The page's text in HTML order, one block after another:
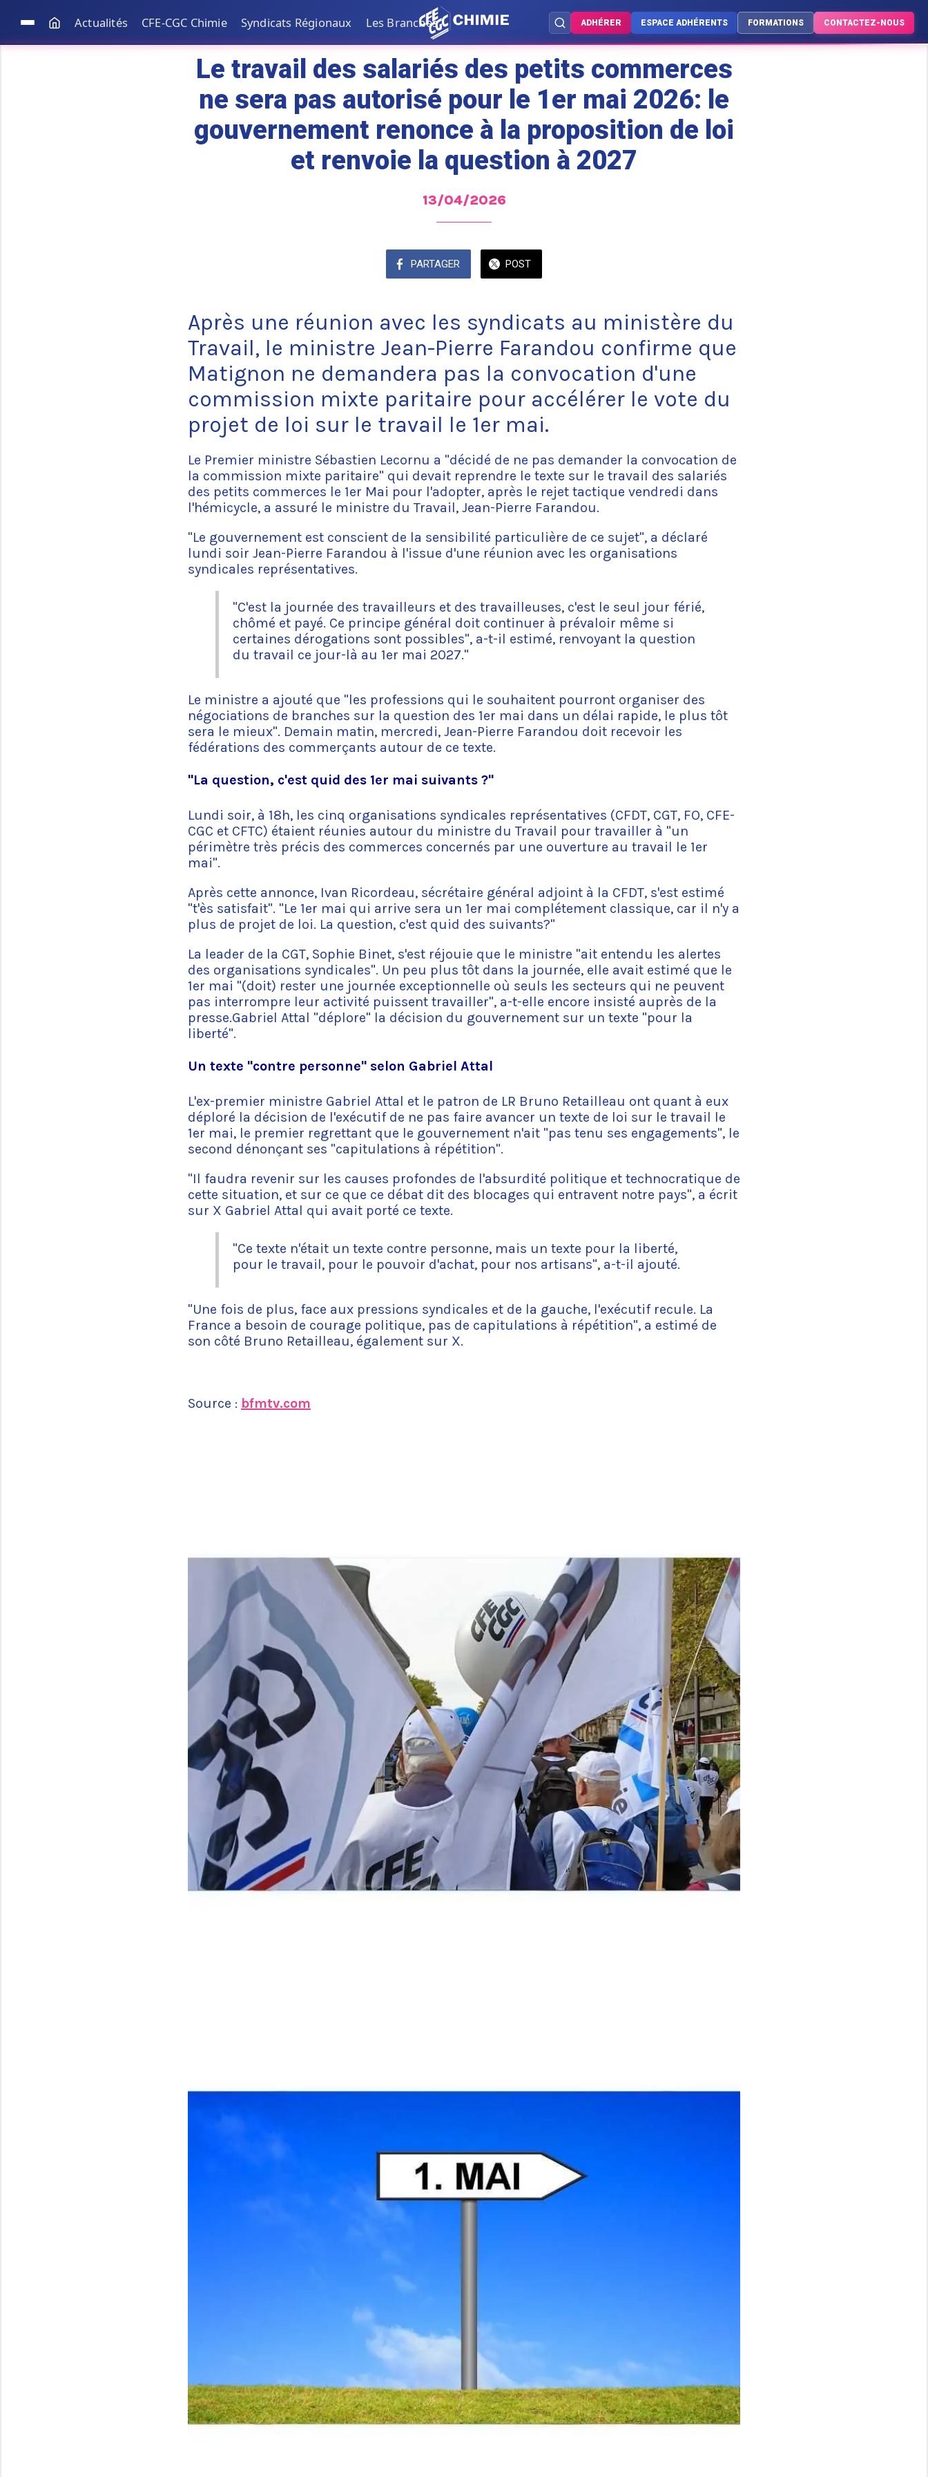
Actualités CFE-CGC Chimie Syndicats Régionaux Les Branches ADHÉRER ESPACE ADHÉRENTS FORMATIONS CONTACTEZ-NOUS
Le travail des salariés des petits commerces
ne sera pas autorisé pour le 1er mai 2026: le
gouvernement renonce à la proposition de loi
et renvoie la question à 2027
13/04/2026
PARTAGER POST
Après une réunion avec les syndicats au ministère du
Travail, le ministre Jean-Pierre Farandou confirme que
Matignon ne demandera pas la convocation d'une
commission mixte paritaire pour accélérer le vote du
projet de loi sur le travail le 1er mai.
Le Premier ministre Sébastien Lecornu a "décidé de ne pas demander la convocation de
la commission mixte paritaire" qui devait reprendre le texte sur le travail des salariés
des petits commerces le 1er Mai pour l'adopter, après le rejet tactique vendredi dans
l'hémicycle, a assuré le ministre du Travail, Jean-Pierre Farandou.
"Le gouvernement est conscient de la sensibilité particulière de ce sujet", a déclaré
lundi soir Jean-Pierre Farandou à l'issue d'une réunion avec les organisations
syndicales représentatives.
"C'est la journée des travailleurs et des travailleuses, c'est le seul jour férié,
chômé et payé. Ce principe général doit continuer à prévaloir même si
certaines dérogations sont possibles", a-t-il estimé, renvoyant la question
du travail ce jour-là au 1er mai 2027."
Le ministre a ajouté que "les professions qui le souhaitent pourront organiser des
négociations de branches sur la question des 1er mai dans un délai rapide, le plus tôt
sera le mieux". Demain matin, mercredi, Jean-Pierre Farandou doit recevoir les
fédérations des commerçants autour de ce texte.
"La question, c'est quid des 1er mai suivants ?"
Lundi soir, à 18h, les cinq organisations syndicales représentatives (CFDT, CGT, FO, CFE-
CGC et CFTC) étaient réunies autour du ministre du Travail pour travailler à "un
périmètre très précis des commerces concernés par une ouverture au travail le 1er
mai".
Après cette annonce, Ivan Ricordeau, sécrétaire général adjoint à la CFDT, s'est estimé
"t'ès satisfait". "Le 1er mai qui arrive sera un 1er mai complétement classique, car il n'y a
plus de projet de loi. La question, c'est quid des suivants?"
La leader de la CGT, Sophie Binet, s'est réjouie que le ministre "ait entendu les alertes
des organisations syndicales". Un peu plus tôt dans la journée, elle avait estimé que le
1er mai "(doit) rester une journée exceptionnelle où seuls les secteurs qui ne peuvent
pas interrompre leur activité puissent travailler", a-t-elle encore insisté auprès de la
presse.Gabriel Attal "déplore" la décision du gouvernement sur un texte "pour la
liberté".
Un texte "contre personne" selon Gabriel Attal
L'ex-premier ministre Gabriel Attal et le patron de LR Bruno Retailleau ont quant à eux
déploré la décision de l'exécutif de ne pas faire avancer un texte de loi sur le travail le
1er mai, le premier regrettant que le gouvernement n'ait "pas tenu ses engagements", le
second dénonçant ses "capitulations à répétition".
"Il faudra revenir sur les causes profondes de l'absurdité politique et technocratique de
cette situation, et sur ce que ce débat dit des blocages qui entravent notre pays", a écrit
sur X Gabriel Attal qui avait porté ce texte.
"Ce texte n'était un texte contre personne, mais un texte pour la liberté,
pour le travail, pour le pouvoir d'achat, pour nos artisans", a-t-il ajouté.
"Une fois de plus, face aux pressions syndicales et de la gauche, l'exécutif recule. La
France a besoin de courage politique, pas de capitulations à répétition", a estimé de
son côté Bruno Retailleau, également sur X.
Source : bfmtv.com